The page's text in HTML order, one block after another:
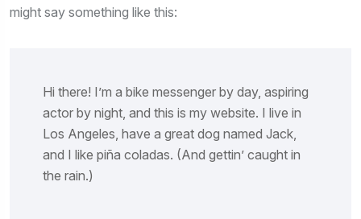
might say something like this:
Hi there! I’m a bike messenger by day, aspiring
actor by night, and this is my website. I live in
Los Angeles, have a great dog named Jack,
and I like piña coladas. (And gettin’ caught in
the rain.)